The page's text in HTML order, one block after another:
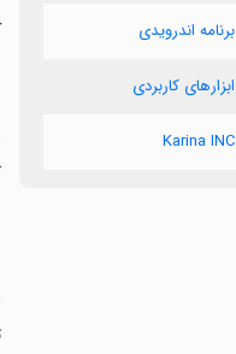
برنامه اندرویدی
ابزارهای کاربردی
Karina INC